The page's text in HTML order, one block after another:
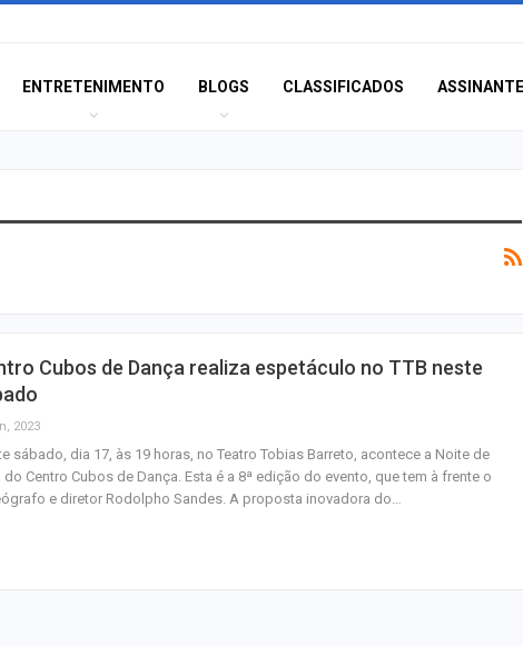
ENTRETENIMENTO BLOGS CLASSIFICADOS ASSINANTE
Cubos de Dança realiza espetáculo no TTB neste
2023
sábado, dia 17, às 19 horas, no Teatro Tobias Barreto, acontece a Noite de
do Centro Cubos de Dança. Esta é a 8ª edição do evento, que tem à frente o
e diretor Rodolpho Sandes. A proposta inovadora do…
Champagne: Uma
A Fabulosa Maquina
Tempo
Homem Aranha: Um
Dia